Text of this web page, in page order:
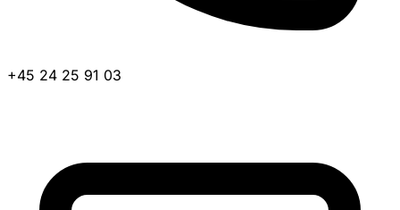
+45 24 25 91 03